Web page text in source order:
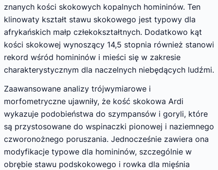
znanych kości skokowych kopalnych homininów. Ten
klinowaty kształt stawu skokowego jest typowy dla
afrykańskich małp człekokształtnych. Dodatkowo kąt
kości skokowej wynoszący 14,5 stopnia również stanowi
rekord wśród homininów i mieści się w zakresie
charakterystycznym dla naczelnych niebędących ludźmi.
Zaawansowane analizy trójwymiarowe i
morfometryczne ujawniły, że kość skokowa Ardi
wykazuje podobieństwa do szympansów i goryli, które
są przystosowane do wspinaczki pionowej i naziemnego
czworonożnego poruszania. Jednocześnie zawiera ona
modyfikacje typowe dla homininów, szczególnie w
obrębie stawu podskokowego i rowka dla mięśnia